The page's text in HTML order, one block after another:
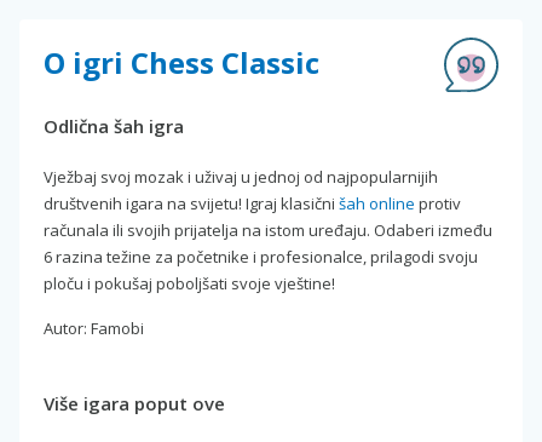
O igri Chess Classic
Odlična šah igra
Vježbaj svoj mozak i uživaj u jednoj od najpopularnijih
društvenih igara na svijetu! Igraj klasični šah online protiv
računala ili svojih prijatelja na istom uređaju. Odaberi između
6 razina težine za početnike i profesionalce, prilagodi svoju
ploču i pokušaj poboljšati svoje vještine!
Autor: Famobi
Više igara poput ove